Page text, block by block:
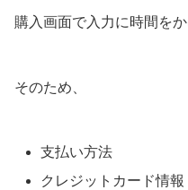
購入画面で入力に時間を
そのため、
支払い方法
クレジットカード情報